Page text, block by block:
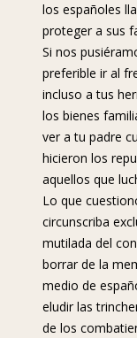
los españoles
proteger a sus
Si nos
preferible ir al
incluso a tus
los bienes
ver a tu padre
hicieron los
aquellos que
Lo que
circunscriba
mutilada del
borrar de la
medio de
eludir las
de los